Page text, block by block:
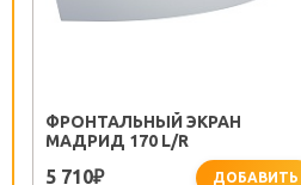
ФРОНТАЛЬНЫЙ ЭКРАН
МАДРИД 170 L/R
5 710₽ ДОБАВИТЬ